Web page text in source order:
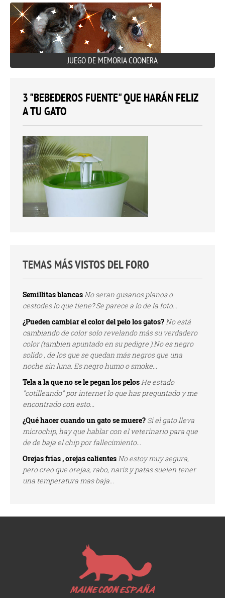
JUEGO DE MEMORIA COONERA
3 "BEBEDEROS FUENTE" QUE HARÁN FELIZ
A TU GATO
TEMAS MÁS VISTOS DEL FORO
Semillitas blancasNo seran gusanos planos o
cestodes lo que tiene? Se parece a lo de la foto...
¿Pueden cambiar el color del pelo los gatos?No está
cambiando de color solo revelando más su verdadero
color (tambien apuntado en su pedigre ).No es negro
solido , de los que se quedan más negros que una
noche sin luna. Es negro humo o smoke...
Tela a la que no se le pegan los pelosHe estado
"cotilleando" por internet lo que has preguntado y me
encontrado con esto...
¿Qué hacer cuando un gato se muere? Si el gato lleva
microchip, hay que hablar con el veterinario para que
de de baja el chip por fallecimiento...
Orejas frías , orejas calientesNo estoy muy segura,
pero creo que orejas, rabo, nariz y patas suelen tener
una temperatura mas baja...